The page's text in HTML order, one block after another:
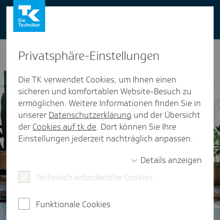
You can also use our website in English -
change to English version
Privat­sphäre-Einstel­lungen
Die TK verwendet Cookies, um Ihnen einen
sicheren und komfortablen Website-Besuch zu
ermöglichen. Weitere Informationen finden Sie in
unserer Datenschutzerklärung und der Übersicht
der Cookies auf tk.de. Dort können Sie Ihre
Einstellungen jederzeit nachträglich anpassen.
Details anzeigen
Technisch erforderliche Cookies
Funktionale Cookies